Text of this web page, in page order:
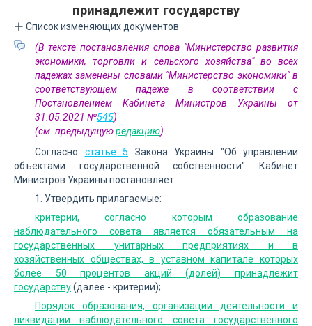
принадлежит государству
Список изменяющих документов
(В тексте постановления слова "Министерство развития
экономики, торговли и сельского хозяйства" во всех
падежах заменены словами "Министерство экономики" в
соответствующем падеже в соответствии с
Постановлением Кабинета Министров Украины от
31.05.2021 №545)
(см. предыдущуюредакцию)
Согласно статье 5 Закона Украины "Об управлении
объектами государственной собственности" Кабинет
Министров Украины постановляет:
1. Утвердить прилагаемые:
критерии, согласно которым образование
наблюдательного совета является обязательным на
государственных унитарных предприятиях и в
хозяйственных обществах, в уставном капитале которых
более 50 процентов акций (долей) принадлежит
государству(далее - критерии);
Порядок образования, организации деятельности и
ликвидации наблюдательного совета государственного